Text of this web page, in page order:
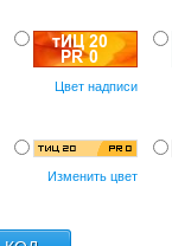
Цвет надписи
Изменить цвет